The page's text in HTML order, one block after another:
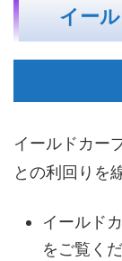
イー
イールドカー
との利回りを
イールド
をご覧く